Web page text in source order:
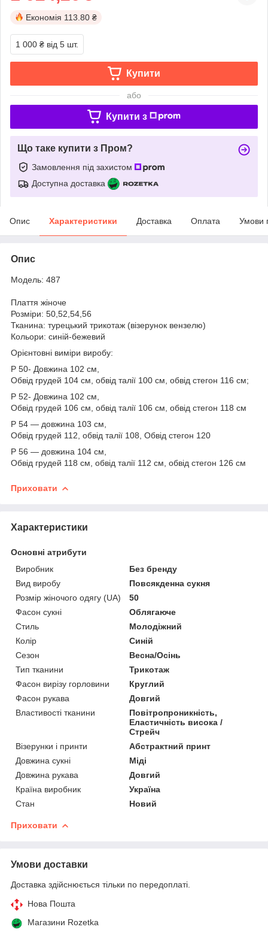
Економія 113.80 ₴
1 000 ₴ від 5 шт.
Купити
або
Купити з
Що таке купити з Пром?
Замовлення під захистом
Доступна доставка
Опис Характеристики Доставка Оплата Умови
Опис
Модель: 487
Плаття жіноче
Розміри: 50,52,54,56
Тканина: турецький трикотаж (візерунок вензелю)
Кольори: синій-бежевий
Орієнтовні виміри виробу:
Р 50- Довжина 102 см,
Обвід грудей 104 см, обвід талії 100 см, обвід стегон 116 см;
Р 52- Довжина 102 см,
Обвід грудей 106 см, обвід талії 106 см, обвід стегон 118 см
Р 54 — довжина 103 см,
Обвід грудей 112, обвід талії 108, Обвід стегон 120
Р 56 — довжина 104 см,
Обвід грудей 118 см, обвід талії 112 см, обвід стегон 126 см
Приховати
Характеристики
Основні атрибути
Виробник
Без бренду
Вид виробу
Повсякденна сукня
Розмір жіночого одягу (UA)
50
Фасон сукні
Облягаюче
Стиль
Молодіжний
Колір
Синій
Сезон
Весна/Осінь
Тип тканини
Трикотаж
Фасон вирізу горловини
Круглий
Фасон рукава
Довгий
Властивості тканини
Повітропроникність,
Еластичність висока /
Стрейч
Візерунки і принти
Абстрактний принт
Довжина сукні
Міді
Довжина рукава
Довгий
Країна виробник
Україна
Стан
Новий
Приховати
Умови доставки
Доставка здійснюється тільки по передоплаті.
Нова Пошта
Магазини Rozetka